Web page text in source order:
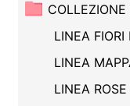
LINEA FIORI
LINEA
LINEA ROSE